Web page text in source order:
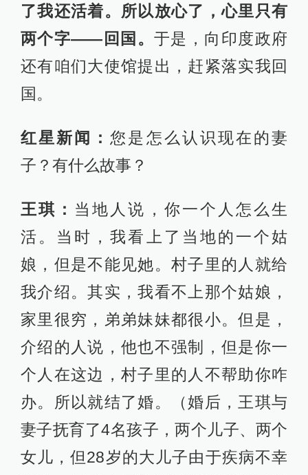
了我还活着。所以放心了，心里只有
两个字——回国。 于是，向印度政府
还有咱们大使馆提出，赶紧落实我回
国。
红星新闻：您是怎么认识现在的妻
子？有什么故事？
王琪： 当地人说，你一个人怎么生
活。当时，我看上了当地的一个姑
娘，但是不能见她。村子里的人就给
我介绍。其实，我看不上那个姑娘，
家里很穷，弟弟妹妹都很小。但是，
介绍的人说，他也不强制，但是你一
个人在这边，村子里的人不帮助你咋
办。所以就结了婚。（婚后，王琪与
妻子抚育了4名孩子，两个儿子、两个
女儿，但28岁的大儿子由于疾病不幸